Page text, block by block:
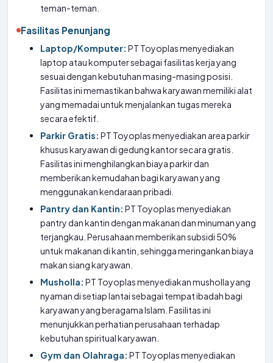
teman-teman.
Fasilitas Penunjang
Laptop/Komputer: PT Toyoplas menyediakan
laptop atau komputer sebagai fasilitas kerja yang
sesuai dengan kebutuhan masing-masing posisi.
Fasilitas ini memastikan bahwa karyawan memiliki alat
yang memadai untuk menjalankan tugas mereka
secara efektif.
Parkir Gratis: PT Toyoplas menyediakan area parkir
khusus karyawan di gedung kantor secara gratis.
Fasilitas ini menghilangkan biaya parkir dan
memberikan kemudahan bagi karyawan yang
menggunakan kendaraan pribadi.
Pantry dan Kantin: PT Toyoplas menyediakan
pantry dan kantin dengan makanan dan minuman yang
terjangkau. Perusahaan memberikan subsidi 50%
untuk makanan di kantin, sehingga meringankan biaya
makan siang karyawan.
Musholla: PT Toyoplas menyediakan musholla yang
nyaman di setiap lantai sebagai tempat ibadah bagi
karyawan yang beragama Islam. Fasilitas ini
menunjukkan perhatian perusahaan terhadap
kebutuhan spiritual karyawan.
Gym dan Olahraga: PT Toyoplas menyediakan